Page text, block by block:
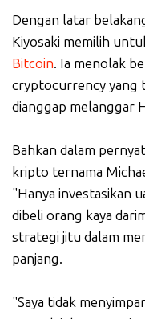
Dengan latar
Kiyosaki memilih
Bitcoin. Ia menolak
cryptocurrency yang
dianggap melanggar
Bahkan dalam
kripto ternama
"Hanya investasikan
dibeli orang kaya
strategi jitu dalam
panjang.
"Saya tidak